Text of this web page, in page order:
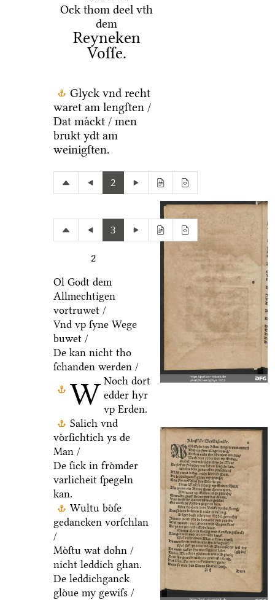
Ock thom deel vth
dem
Reyneken
Voſſe.
Glyck vnd recht
waret am lengſten /
Dat maͤckt / men
brukt ydt am
weinigſten.
2
3
2
W
Ol Godt dem
Allmechtigen
vortruwet /
Vnd vp ſyne Wege
buwet /
De kan nicht tho
ſchanden werden /
Noch dort
edder hyr
vp Erden.
Salich vnd
voͤrſichtich ys de
Man /
De ſick in froͤmder
varlicheit ſpegeln
kan.
Wultu boͤſe
gedancken vorſchlan
/
Moͤſtu wat dohn /
nicht leddich ghan.
De leddichganck
gloͤue my gewiſs /